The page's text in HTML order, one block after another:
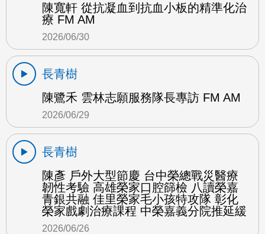
陳寬軒 從抗凝血到抗血小板的精準化治
療 FM AM
2026/06/30
長青樹
陳鷺禾 雲林志願服務隊長專訪 FM AM
2026/06/29
長青樹
陳彥 戶外大型節慶 台中榮總戰災醫療
韌性考驗 高雄榮家口腔篩檢 八讀榮嘉
青銀共融 佳里榮家毛小孩特攻隊 彰化
榮家戲劇治療課程 中榮嘉義分院推延緩
2026/06/26